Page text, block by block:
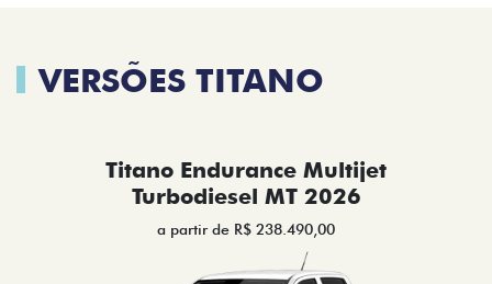
VERSÕES TITANO
Titano Endurance Multijet
Turbodiesel MT 2026
a partir de R$ 238.490,00